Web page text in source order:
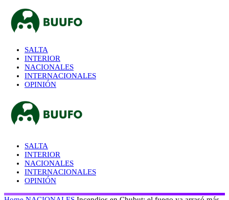
SALTA
INTERIOR
NACIONALES
INTERNACIONALES
OPINIÓN
SALTA
INTERIOR
NACIONALES
INTERNACIONALES
OPINIÓN